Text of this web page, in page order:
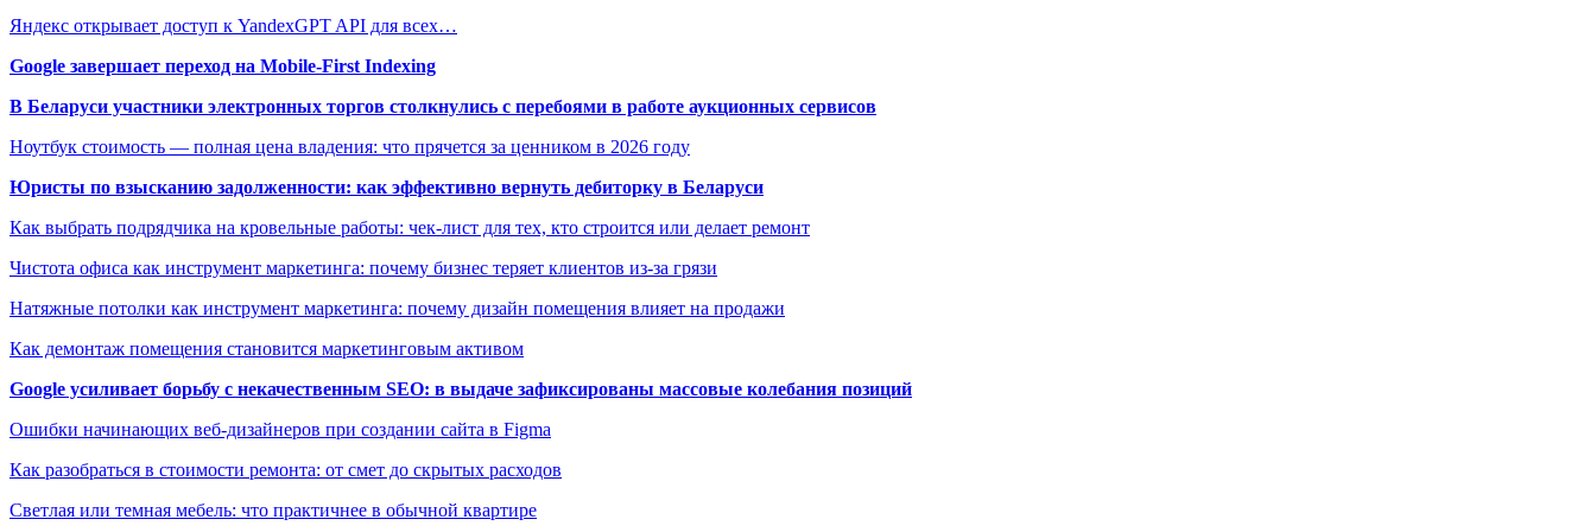
Яндекс открывает доступ к YandexGPT API для всех…
Google завершает переход на Mobile-First Indexing
В Беларуси участники электронных торгов столкнулись с перебоями в работе аукционных сервисов
Ноутбук стоимость — полная цена владения: что прячется за ценником в 2026 году
Юристы по взысканию задолженности: как эффективно вернуть дебиторку в Беларуси
Как выбрать подрядчика на кровельные работы: чек-лист для тех, кто строится или делает ремонт
Чистота офиса как инструмент маркетинга: почему бизнес теряет клиентов из-за грязи
Натяжные потолки как инструмент маркетинга: почему дизайн помещения влияет на продажи
Как демонтаж помещения становится маркетинговым активом
Google усиливает борьбу с некачественным SEO: в выдаче зафиксированы массовые колебания позиций
Ошибки начинающих веб-дизайнеров при создании сайта в Figma
Как разобраться в стоимости ремонта: от смет до скрытых расходов
Светлая или темная мебель: что практичнее в обычной квартире